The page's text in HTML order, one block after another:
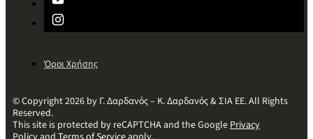
Όροι Χρήσης
© Copyright 2026 by Γ. Δαρδανός – Κ. Δαρδανός & ΣΙΑ ΕΕ. All Rights
Reserved.
This site is protected by reCAPTCHA and the GooglePrivacy